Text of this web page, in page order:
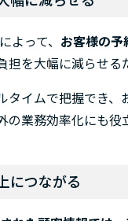
よって、 お客様の予
担を大幅に減らせる
タイムで把握でき、
の業務効率化にも役
につながる